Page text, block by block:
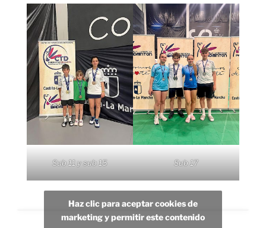
Sub 11 y sub 15 Sub 17
Haz clic para aceptar cookies de
marketing y permitir este contenido